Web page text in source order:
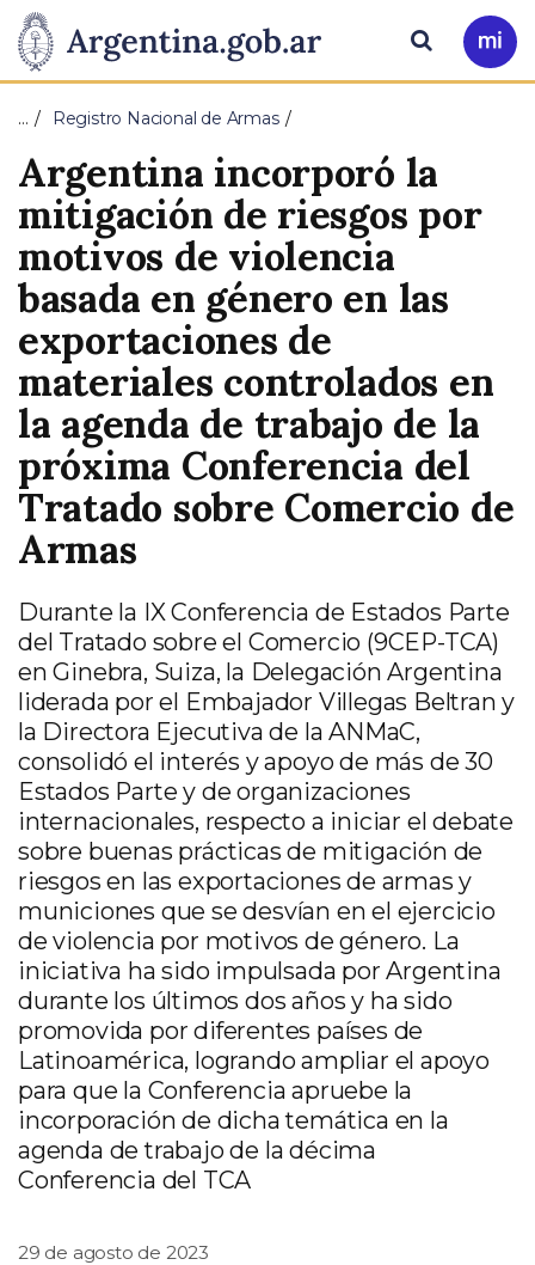
Presidencia
de
Nación
Pasar al contenido principal
Ir
a
Buscar
… Registro Nacional de Armas
Argentina incorporó la
mitigación de riesgos por
motivos de violencia
basada en género en las
exportaciones de
materiales controlados en
la agenda de trabajo de la
próxima Conferencia del
Tratado sobre Comercio de
Armas
Durante la IX Conferencia de Estados Parte
del Tratado sobre el Comercio (9CEP-TCA)
en Ginebra, Suiza, la Delegación Argentina
liderada por el Embajador Villegas Beltran y
la Directora Ejecutiva de la ANMaC,
consolidó el interés y apoyo de más de 30
Estados Parte y de organizaciones
internacionales, respecto a iniciar el debate
sobre buenas prácticas de mitigación de
riesgos en las exportaciones de armas y
municiones que se desvían en el ejercicio
de violencia por motivos de género. La
iniciativa ha sido impulsada por Argentina
durante los últimos dos años y ha sido
promovida por diferentes países de
Latinoamérica, logrando ampliar el apoyo
para que la Conferencia apruebe la
incorporación de dicha temática en la
agenda de trabajo de la décima
Conferencia del TCA
29 de agosto de 2023